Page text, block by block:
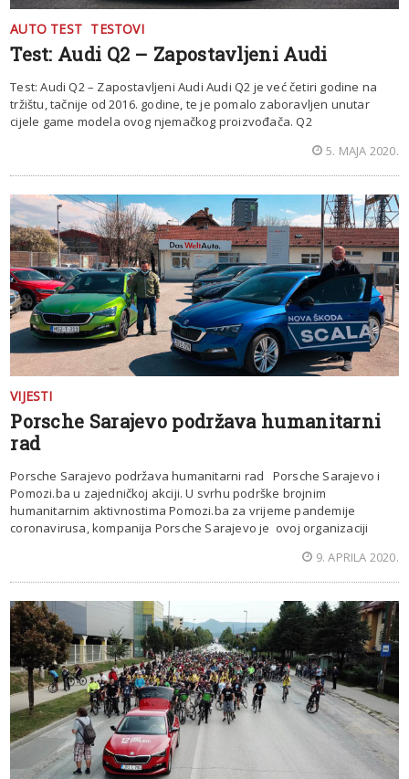
AUTO TEST TESTOVI
Test: Audi Q2 – Zapostavljeni Audi
Test: Audi Q2 – Zapostavljeni Audi Audi Q2 je već četiri godine na
tržištu, tačnije od 2016. godine, te je pomalo zaboravljen unutar
cijele game modela ovog njemačkog proizvođača. Q2
5. MAJA 2020.
VIJESTI
Porsche Sarajevo podržava humanitarni
rad
Porsche Sarajevo podržava humanitarni rad Porsche Sarajevo i
Pomozi.ba u zajedničkoj akciji. U svrhu podrške brojnim
humanitarnim aktivnostima Pomozi.ba za vrijeme pandemije
coronavirusa, kompanija Porsche Sarajevo je ovoj organizaciji
9. APRILA 2020.